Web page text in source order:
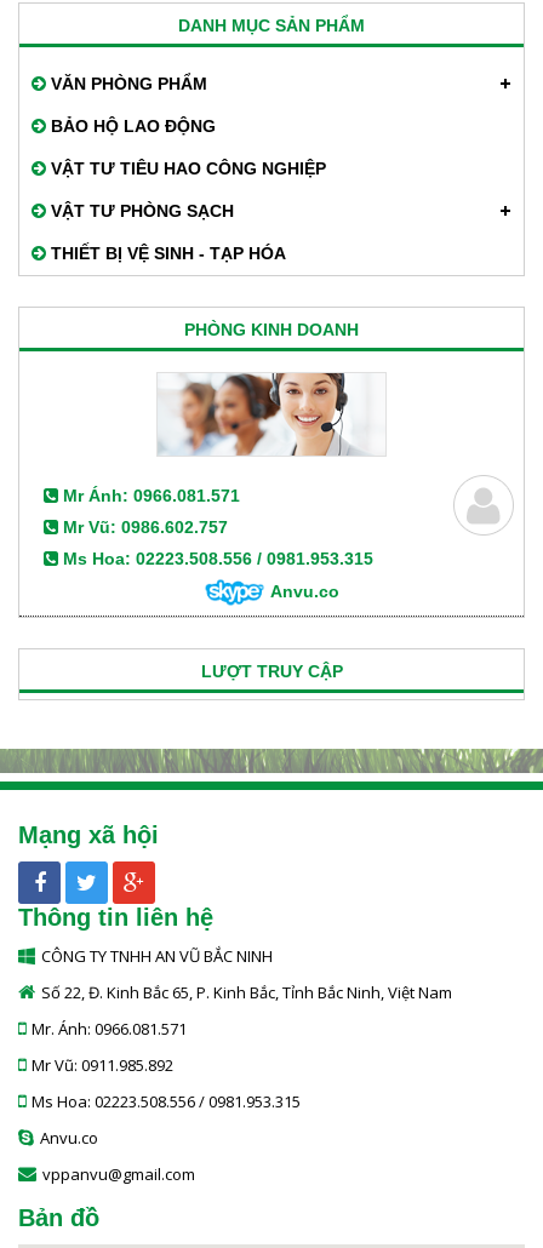
DANH MỤC SẢN PHẨM
VĂN PHÒNG PHẨM
BẢO HỘ LAO ĐỘNG
VẬT TƯ TIÊU HAO CÔNG NGHIỆP
VẬT TƯ PHÒNG SẠCH
THIẾT BỊ VỆ SINH - TẠP HÓA
PHÒNG KINH DOANH
Mr Ánh: 0966.081.571
Mr Vũ: 0986.602.757
Ms Hoa: 02223.508.556 / 0981.953.315
Anvu.co
LƯỢT TRUY CẬP
Mạng xã hội
Thông tin liên hệ
CÔNG TY TNHH AN VŨ BẮC NINH
Số 22, Đ. Kinh Bắc 65, P. Kinh Bắc, Tỉnh Bắc Ninh, Việt Nam
Mr. Ánh: 0966.081.571
Mr Vũ: 0911.985.892
Ms Hoa: 02223.508.556 / 0981.953.315
Anvu.co
vppanvu@gmail.com
Bản đồ